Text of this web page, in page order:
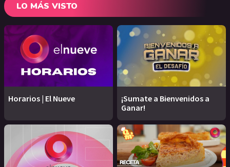
LO MÁS VISTO
Horarios | El Nueve
¡Sumate a Bienvenidos a
Ganar!